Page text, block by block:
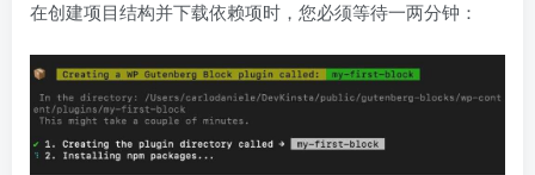
在创建项目结构并下载依赖项时，您必须等待一两分钟：